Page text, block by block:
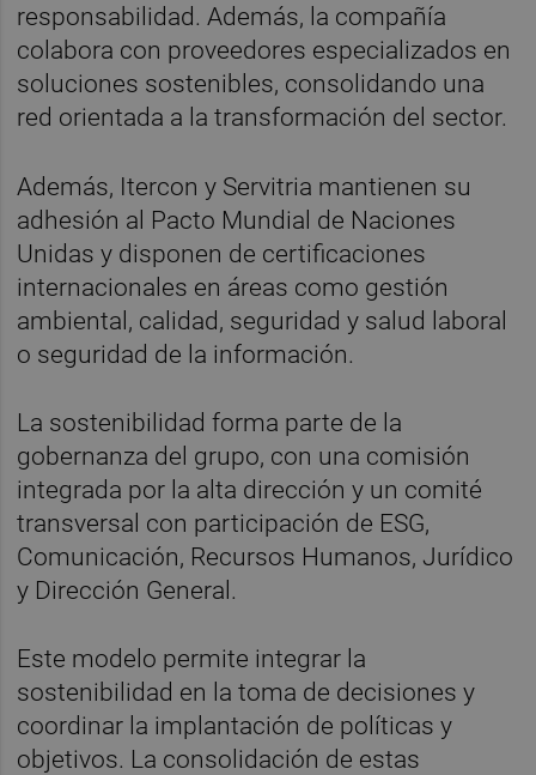
responsabilidad. Además, la compañía
colabora con proveedores especializados en
soluciones sostenibles, consolidando una
red orientada a la transformación del sector.
Además, Itercon y Servitria mantienen su
adhesión al Pacto Mundial de Naciones
Unidas y disponen de certificaciones
internacionales en áreas como gestión
ambiental, calidad, seguridad y salud laboral
o seguridad de la información.
La sostenibilidad forma parte de la
gobernanza del grupo, con una comisión
integrada por la alta dirección y un comité
transversal con participación de ESG,
Comunicación, Recursos Humanos, Jurídico
y Dirección General.
Este modelo permite integrar la
sostenibilidad en la toma de decisiones y
coordinar la implantación de políticas y
objetivos. La consolidación de estas